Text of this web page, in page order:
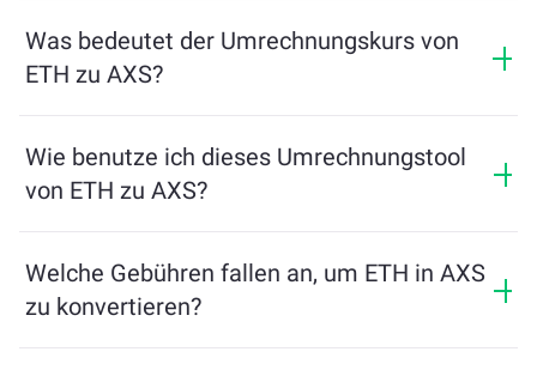
Was bedeutet der Umrechnungskurs von
ETH zu AXS?
Austausch für ETH erhalten. Dieser Kurs schwankt je
nach Marktbedingungen, Angebot und Nachfrage
Wie benutze ich dieses Umrechnungstool
von ETH zu AXS?
tauschen möchten, und das Tool berechnet die
geschätzte Menge an AXS, die Sie erhalten. Folgen Sie
Welche Gebühren fallen an, um ETH in AXS
zu konvertieren?